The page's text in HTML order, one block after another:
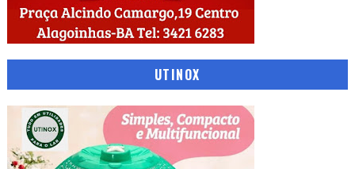
UTINOX